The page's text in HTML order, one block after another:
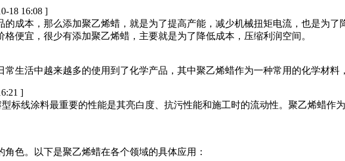
18 16:08 ]
成本，那么添加聚乙烯蜡，就是为了提高产能，减少机械扭矩电流，也是为
便宜，很少有添加聚乙烯蜡，主要就是为了降低成本，压缩利润空间。
生活中越来越多的使用到了化学产品，其中聚乙烯蜡作为一种常用的化学材料
]
标线涂料最重要的性能是其亮白度、抗污性能和施工时的流动性。聚乙烯蜡作
色。以下是聚乙烯蜡在各个领域的具体应用：